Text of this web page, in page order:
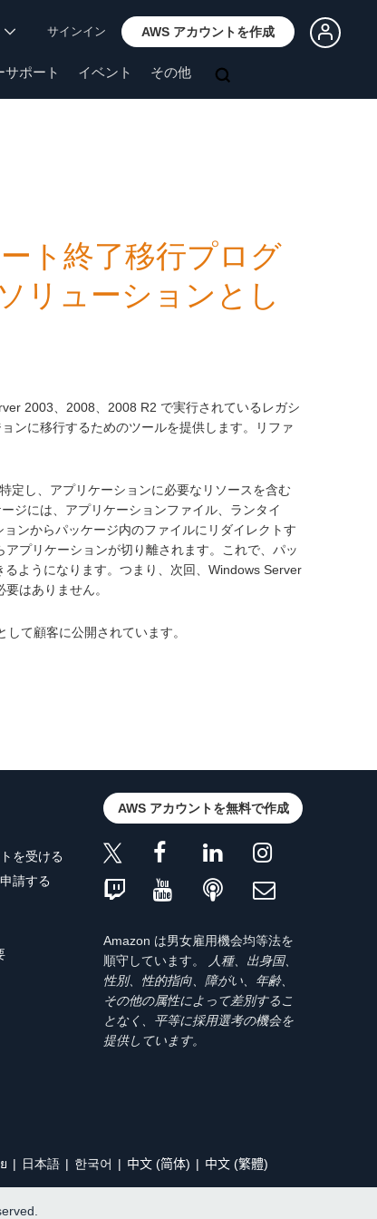
サインイン AWS アカウントを作成
サポート イベント その他
ト終了移行プログ
リューションとし
2003、2008、2008 R2 で実行されているレガシ
ンに移行するためのツールを提供します。リファ
定し、アプリケーションに必要なリソースを含む
ジには、アプリケーションファイル、ランタイ
ンからパッケージ内のファイルにリダイレクトす
プリケーションが切り離されます。これで、パッ
ようになります。つまり、次回、Windows Server
はありません。
て顧客に公開されています。
を受ける
請する
AWS アカウントを無料で作成
Amazon は男女雇用機会均等法を
順守しています。
人種、出身国、
性別、性的指向、障がい、年齢、
その他の属性によって差別するこ
となく、平等に採用選考の機会を
提供しています。
日本語 한국어 中文 (简体) 中文 (繁體)